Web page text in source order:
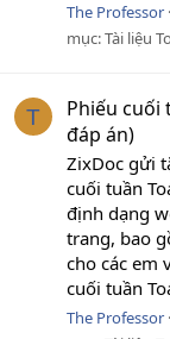
The Professor
mục:Tài liệu
T
Phiếu cuối
đáp án)
ZixDoc gửi
cuối tuần
định dạng
trang, bao
cho các em
cuối tuần
The Professor